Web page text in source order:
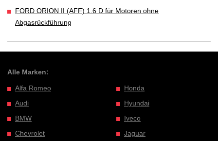
FORD ORION II (AFF) 1.6 D für Motoren ohne
Abgasrückführung
Alle Marken:
Alfa Romeo
Audi
BMW
Chevrolet
Honda
Hyundai
Iveco
Jaguar